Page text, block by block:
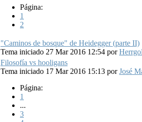
Página:
1
2
"Caminos de bosque" de Heidegger (parte II)
Tema iniciado 27 Mar 2016 12:54 por
Filosofía vs hooligans
Tema iniciado 17 Mar 2016 15:13 porJosé
Página:
1
...
3